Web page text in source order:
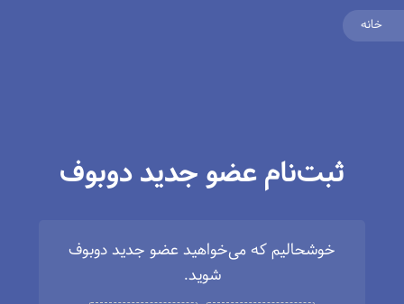
خانه
ثبت‌نام عضو جدید دوبوف
خوشحالیم که می‌خواهید عضو جدید دوبوف
شوید.